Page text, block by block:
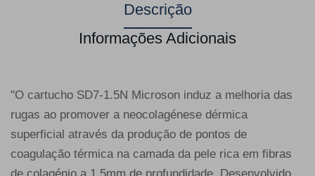
Descrição
Informações Adicionais
"O cartucho SD7-1.5N Microson induz a melhoria das
rugas ao promover a neocolagénese dérmica
superficial através da produção de pontos de
coagulação térmica na camada da pele rica em fibras